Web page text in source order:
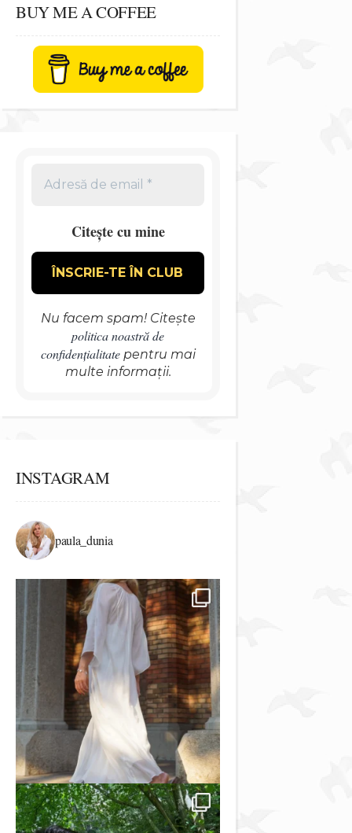
BUY ME A COFFEE
Citește cu mine
Nu facem spam! Citește
politica noastră de
confidențialitatepentru mai
multe informații.
INSTAGRAM
paula_dunia